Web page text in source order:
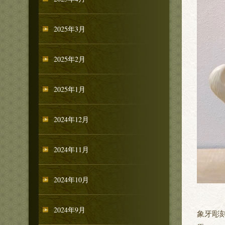
象牙彫
2025年3月
2025年2月
2025年1月
2024年12月
2024年11月
2024年10月
2024年9月